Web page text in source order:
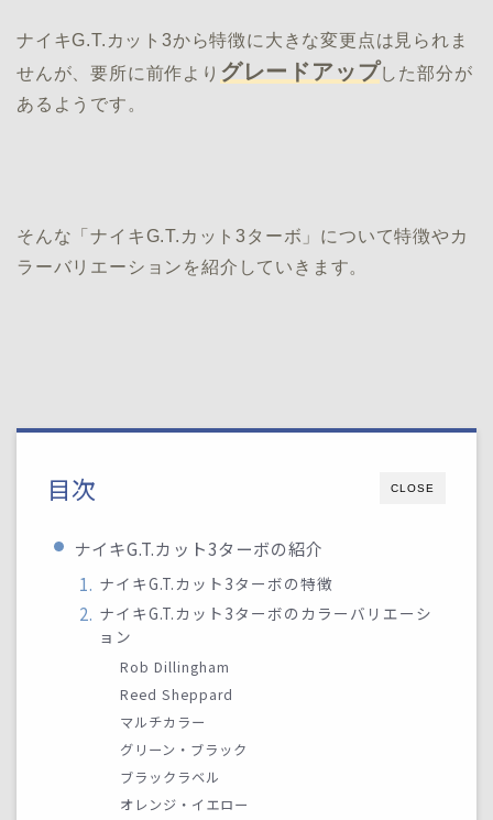
ナイキG.T.カット3から特徴に大きな変更点は見られま
せんが、要所に前作より グレードアップした部分が
あるようです。
そんな「ナイキG.T.カット3ターボ」について特徴やカ
ラーバリエーションを紹介していきます。
CLOSE
目次
ナイキG.T.カット3ターボの紹介
ナイキG.T.カット3ターボの特徴
ナイキG.T.カット3ターボのカラーバリエーシ
ョン
Rob Dillingham
Reed Sheppard
マルチカラー
グリーン・ブラック
ブラックラベル
オレンジ・イエロー